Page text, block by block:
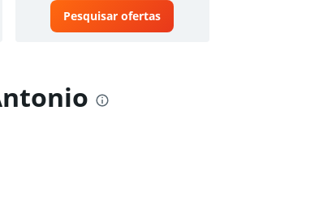
Pesquisar ofertas